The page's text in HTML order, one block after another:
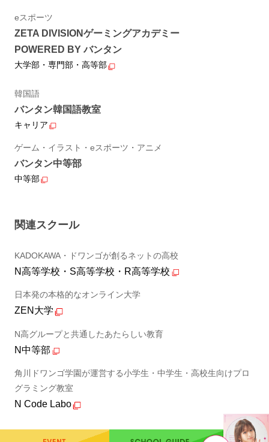
eスポーツ
ZETA DIVISIONゲーミングアカデミー
POWERED BY バンタン
大学部・専門部・高等部
韓国語
バンタン韓国語教室
キャリア
ゲーム・イラスト・eスポーツ・アニメ
バンタン中等部
中等部
関連スクール
KADOKAWA・ドワンゴが創るネットの高校
N高等学校・S高等学校・R高等学校
日本発の本格的なオンライン大学
ZEN大学
N高グループと共通したあたらしい教育
N中等部
角川ドワンゴ学園が運営する小学生・中学生・高校生向けプロ
グラミング教室
N Code Labo